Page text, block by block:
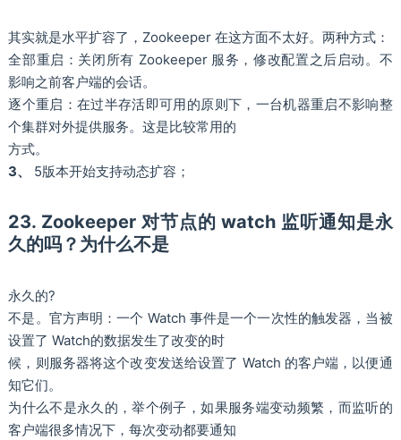
其实就是水平扩容了，Zookeeper 在这方面不太好。两种方式：
全部重启：关闭所有 Zookeeper 服务，修改配置之后启动。不
影响之前客户端的会话。
逐个重启：在过半存活即可用的原则下，一台机器重启不影响整
个集群对外提供服务。这是比较常用的
方式。
3、
5版本开始支持动态扩容；
23. Zookeeper 对节点的 watch 监听通知是永
久的吗？为什么不是
永久的?
不是。官方声明：一个 Watch 事件是一个一次性的触发器，当被
设置了 Watch的数据发生了改变的时
候，则服务器将这个改变发送给设置了 Watch 的客户端，以便通
知它们。
为什么不是永久的，举个例子，如果服务端变动频繁，而监听的
客户端很多情况下，每次变动都要通知